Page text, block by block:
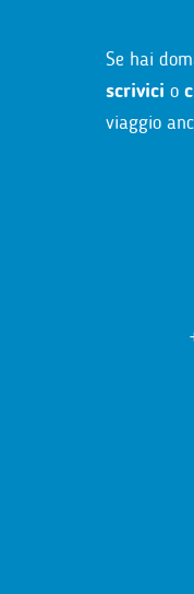
Se hai
scrivici o
viaggio